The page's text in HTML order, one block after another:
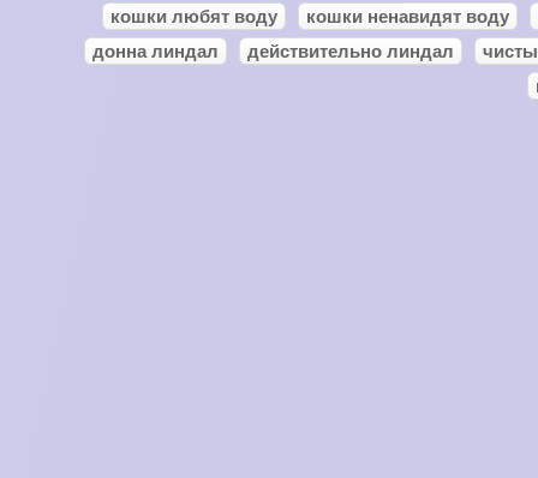
кошки любят воду кошки ненавидят воду
донна линдал
действительно линдал